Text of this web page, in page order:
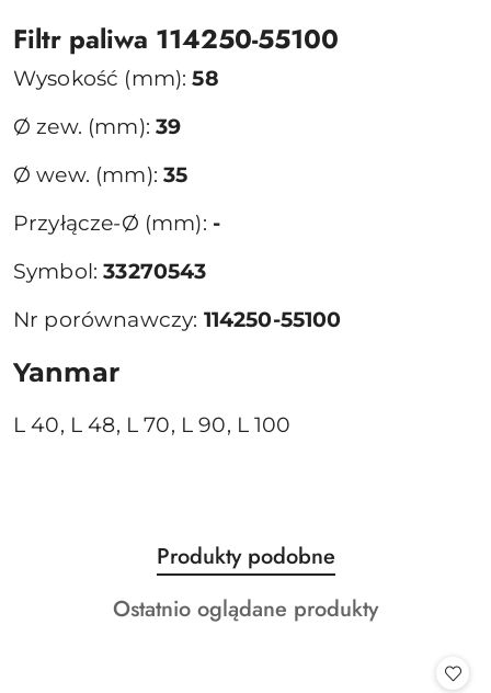
Filtr paliwa 114250-55100
Wysokość (mm):58
Ø zew. (mm):39
Ø wew. (mm):35
Przyłącze-Ø (mm): -
Symbol:33270543
Nr porównawczy: 114250-55100
Yanmar
L 40, L 48, L 70, L 90, L 100
Pomiń karuzelę produktów
Produkty
o
statusie:
Produkty podobne
Produkty
Ostatnio oglądane produkty